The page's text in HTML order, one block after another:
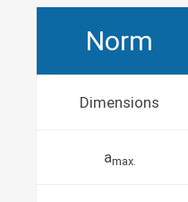
Norm
Dimensions
amax.